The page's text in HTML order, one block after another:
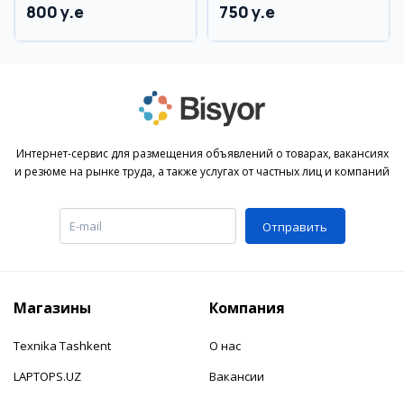
800 y.e 750 y.e
Интернет-сервис для размещения объявлений о товарах, вакансиях
и резюме на рынке труда, а также услугах от частных лиц и компаний
Отправить
Магазины
Texnika Tashkent
LAPTOPS.UZ
Компания
О нас
Вакансии